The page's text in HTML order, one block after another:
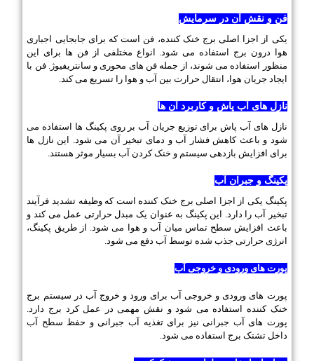
فن و نقش آن در سرمایش
یکی از اجزا اصلی برج خنک کننده، فن است که برای جابجایی اجباری
هوا درون برج استفاده می شود. انواع مختلفی از فن ها برای این
منظور استفاده می شوند، از جمله فن های محوری و سانتریفیوژ. فن با
ایجاد جریان هوا، انتقال حرارت بین آب و هوا را تسریع می کند.
نازل های آب پاش و کاربرد آن ها
نازل های آب پاش برای توزیع جریان آب بر روی پکینگ ها استفاده می
شود و باعث کاهش فشار آب و دمای تبخیر آن می شود. این نازل ها
برای افزایش بازدهی سیستم و خنک کردن آب بسیار موثر هستند.
پکینگ و جبران آب
پکینگ یکی از اجزا اصلی برج خنک کننده است که وظیفه تشدید فرآیند
تبخیر آب را دارد. این پکینگ به عنوان یک مبدل حرارتی عمل می کند و
باعث افزایش سطح تماس میان آب و هوا می شود. از طریق پکینگ،
انرژی حرارتی جذب شده توسط آب دفع می شود.
پورت های ورودی و خروجی آب
پورت های ورودی و خروجی آب برای ورود و خروج آب در سیستم برج
خنک کننده استفاده می شود و نقش مهمی در عمل کرد برج دارد.
پورت های آب جبرانی نیز برای تغذیه آب جبرانی و حفظ سطح آب
داخل تشتک برج استفاده می شود.